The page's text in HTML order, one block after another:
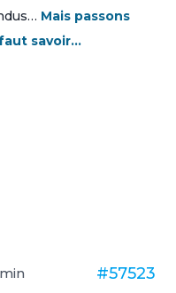
Mais passons
savoir…
#57523